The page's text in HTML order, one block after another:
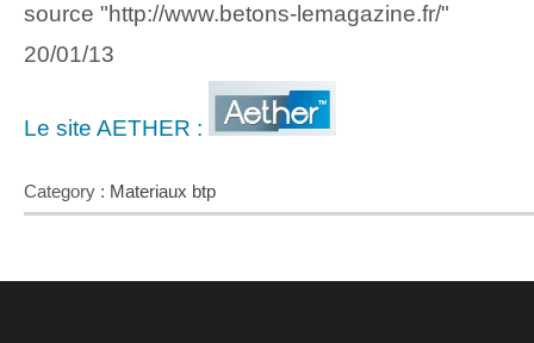
source "http://www.betons-lemagazine.fr/"
20/01/13
Le site AETHER :
Category : Materiaux btp